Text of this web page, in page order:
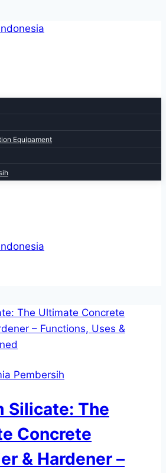
Equipament
Pembersih
Silicate: The
Concrete
& Hardener –